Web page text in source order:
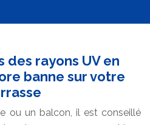
des rayons UV en
banne sur votre
ou un balcon, il est conseillé